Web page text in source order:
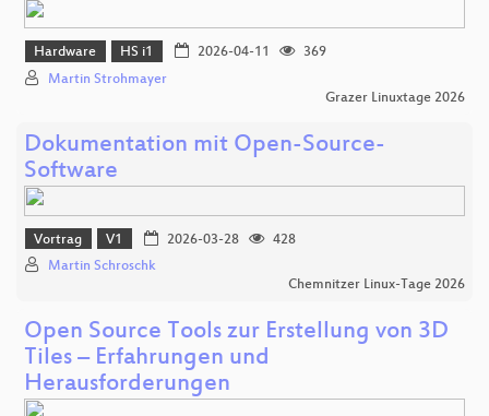
Hardware HS i1 2026-04-11
369
Martin Strohmayer
Grazer Linuxtage 2026
Dokumentation mit Open-Source-
Software
Vortrag V1 2026-03-28
428
Martin Schroschk
Chemnitzer Linux-Tage 2026
Open Source Tools zur Erstellung von 3D
Tiles – Erfahrungen und
Herausforderungen